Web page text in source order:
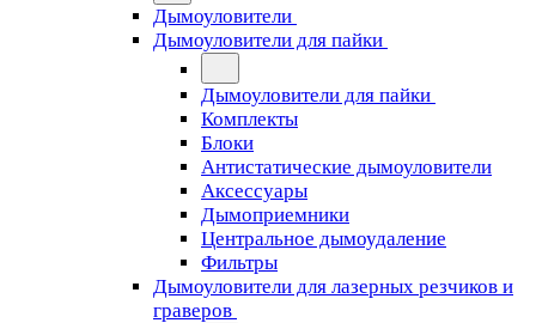
Дымоуловители
Дымоуловители для пайки
Дымоуловители для пайки
Комплекты
Блоки
Антистатические дымоуловители
Аксессуары
Дымоприемники
Центральное дымоудаление
Фильтры
Дымоуловители для лазерных резчиков и
граверов